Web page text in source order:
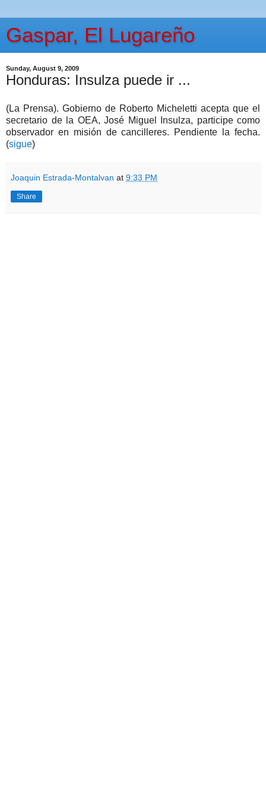
Gaspar, El Lugareño
Sunday, August 9, 2009
Honduras: Insulza puede ir ...
(La Prensa). Gobierno de Roberto Micheletti acepta que el
secretario de la OEA, José Miguel Insulza, participe como
observador en misión de cancilleres. Pendiente la fecha.
(sigue)
Joaquin Estrada-Montalvan at 9:33 PM
Share